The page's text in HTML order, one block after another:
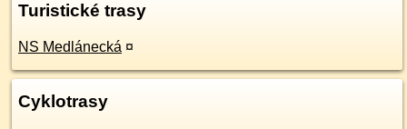
Turistické trasy
NS Medlánecká ¤
Cyklotrasy